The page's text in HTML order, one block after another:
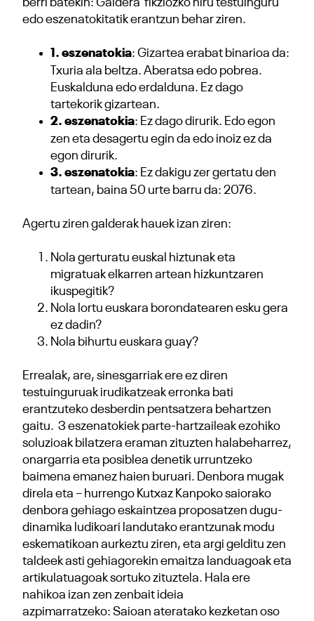
berri batekin: Galdera fikziozko hiru testuinguru
edo eszenatokitatik erantzun behar ziren.
1. eszenatokia: Gizartea erabat binarioa da:
Txuria ala beltza. Aberatsa edo pobrea.
Euskalduna edo erdalduna. Ez dago
tartekorik gizartean.
2. eszenatokia: Ez dago dirurik. Edo egon
zen eta desagertu egin da edo inoiz ez da
egon dirurik.
3. eszenatokia: Ez dakigu zer gertatu den
tartean, baina 50 urte barru da: 2076.
Agertu ziren galderak hauek izan ziren:
Nola gerturatu euskal hiztunak eta
migratuak elkarren artean hizkuntzaren
ikuspegitik?
Nola lortu euskara borondatearen esku gera
ez dadin?
Nola bihurtu euskara guay?
Errealak, are, sinesgarriak ere ez diren
testuinguruak irudikatzeak erronka bati
erantzuteko desberdin pentsatzera behartzen
gaitu. 3 eszenatokiek parte-hartzaileak ezohiko
soluzioak bilatzera eraman zituzten halabeharrez,
onargarria eta posiblea denetik urruntzeko
baimena emanez haien buruari. Denbora mugak
direla eta – hurrengo Kutxaz Kanpoko saiorako
denbora gehiago eskaintzea proposatzen dugu-
dinamika ludikoari landutako erantzunak modu
eskematikoan aurkeztu ziren, eta argi gelditu zen
taldeek asti gehiagorekin emaitza landuagoak eta
artikulatuagoak sortuko zituztela. Hala ere
nahikoa izan zen zenbait ideia
azpimarratzeko: Saioan ateratako kezketan oso